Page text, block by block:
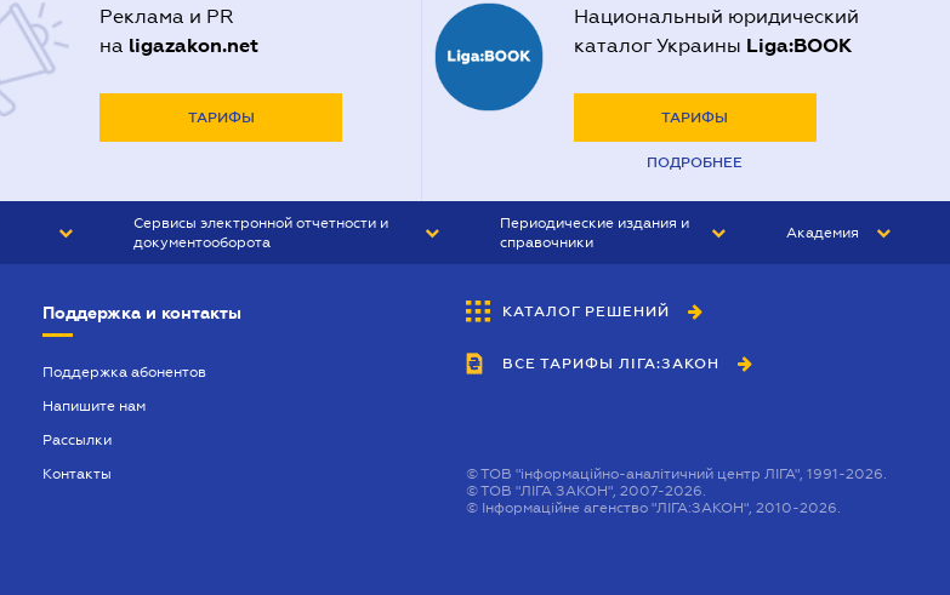
Реклама и PR
на ligazakon.net
ТАРИФЫ
Национальный юридический
каталог Украины Liga:BOOK
ТАРИФЫ
ПОДРОБНЕЕ
Сервисы электронной отчетности и
документооборота
Периодические издания и
справочники
БУХГАЛТЕР&ЗАКОН
ВЕСТНИК МСФО
Академия
Поддержка и контакты
Поддержка абонентов
Напишите нам
Рассылки
Контакты
КАТАЛОГ РЕШЕНИЙ
ВСЕ ТАРИФЫ ЛІГА:ЗАКОН
©ТОВ "інформаційно-аналітичний центр ЛІГА", 1991-2026.
©ТОВ "ЛІГА ЗАКОН", 2007-2026.
© Інформаційне агенство "ЛІГА:ЗАКОН", 2010-2026.